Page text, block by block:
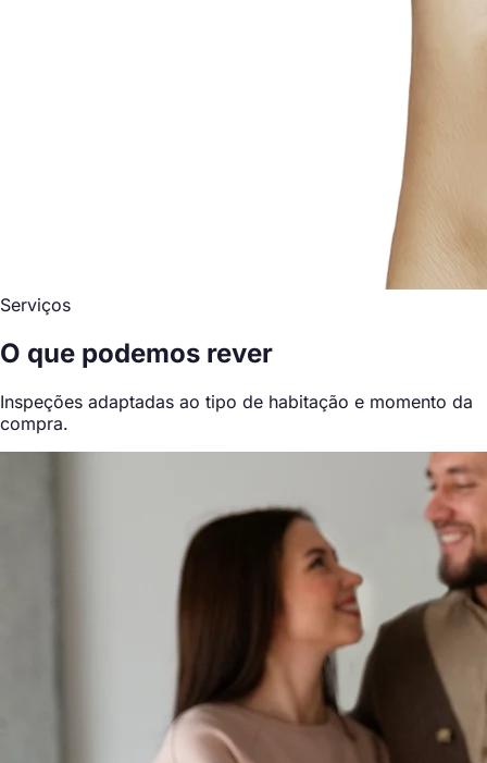
Serviços
O que podemos rever
Inspeções adaptadas ao tipo de habitação e momento da
compra.